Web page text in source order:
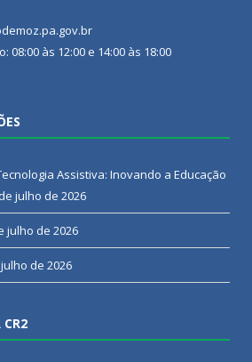
às 12:00 e 14:00 às 18:00
Assistiva: Inovando a Educação
julho de 2026
julho de 2026
de 2026
CR2